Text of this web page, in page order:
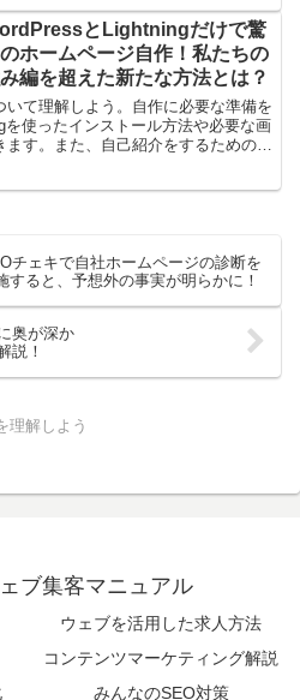
とLightningだけで驚
ホームページ自作！私たちの
編を超えた新たな方法とは？
て理解しよう。自作に必要な準備を
を使ったインストール方法や必要な画
す。また、自己紹介をするための強
チェキで自社ホームページの診断を
すると、予想外の事実が明らかに！
奥が深か
説！
理解しよう
ブ集客マニュアル
ウェブを活用した求人方法
コンテンツマーケティング解説
みんなのSEO対策